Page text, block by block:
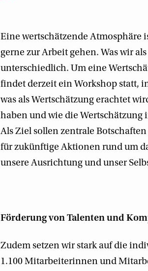
Eine wertschätzende Atmosphäre
gerne zur Arbeit gehen. Was wir
unterschiedlich. Um eine
findet derzeit ein Workshop statt,
was als Wertschätzung erachtet
haben und wie die Wertschätzung
Als Ziel sollen zentrale
für zukünftige Aktionen rund um
unsere Ausrichtung und unser
Förderung von Talenten und
Zudem setzen wir stark auf die
1.100 Mitarbeiterinnen und